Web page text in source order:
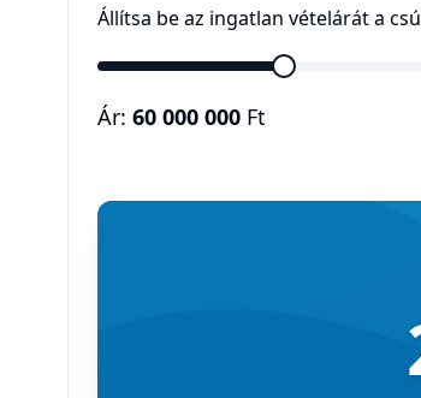
Állítsa be az ingatlan vételárát a
Ár: 60 000 000 Ft